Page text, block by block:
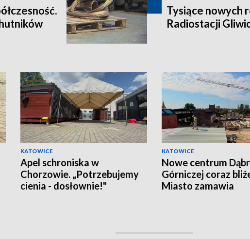
Tysiące nowych
Radiostacji
KATOWICE
Apel schroniska w
Chorzowie. „Potrzebujemy
cienia - dosłownie!"
KATOWICE
Nowe centrum
Górniczej coraz
Miasto zamawia